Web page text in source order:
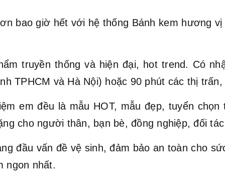
bao giờ hết với hệ thống Bánh kem hương
truyền thống và hiện đại, hot trend. Có
TPHCM và Hà Nội) hoặc 90 phút các thị
em đều là mẫu HOT, mẫu đẹp, tuyển
cho người thân, bạn bè, đồng nghiệp, đối
đầu vấn đề vệ sinh, đảm bảo an toàn cho
ngon nhất.